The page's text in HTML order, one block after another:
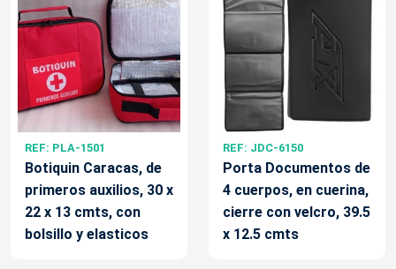
REF: PLA-1501
Botiquin Caracas, de
primeros auxilios, 30 x
22 x 13 cmts, con
bolsillo y elasticos
REF: JDC-6150
Porta Documentos de
4 cuerpos, en cuerina,
cierre con velcro, 39.5
x 12.5 cmts